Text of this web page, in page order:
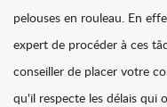
pelouses en rouleau. En
expert de procéder à ces
conseiller de placer votre
qu'il respecte les délais qui